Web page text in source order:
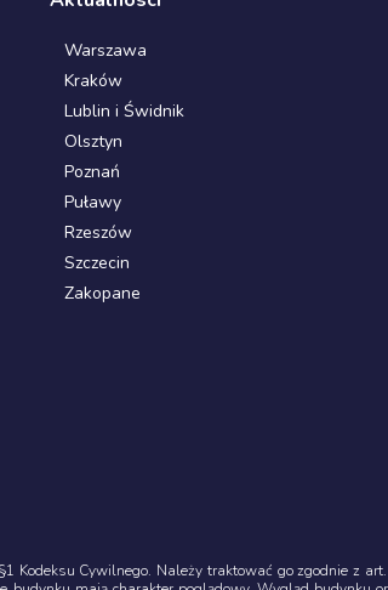
Warszawa
Kraków
Lublin i Świdnik
Olsztyn
Poznań
Puławy
Rzeszów
Szczecin
Zakopane
Cywilnego. Należy traktować go zgodnie z